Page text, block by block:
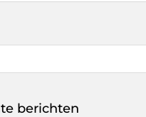
berichten